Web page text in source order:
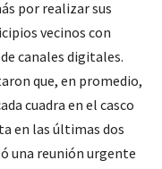
por realizar sus
vecinos con
canales digitales.
que, en promedio,
cuadra en el casco
en las últimas dos
una reunión urgente